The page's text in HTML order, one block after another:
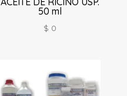
50 ml
$ 0